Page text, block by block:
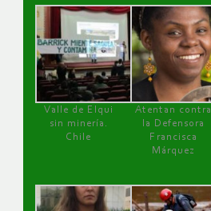
Valle de Elqui
sin minería.
Chile
Atentan contra
la Defensora
Francisca
Márquez